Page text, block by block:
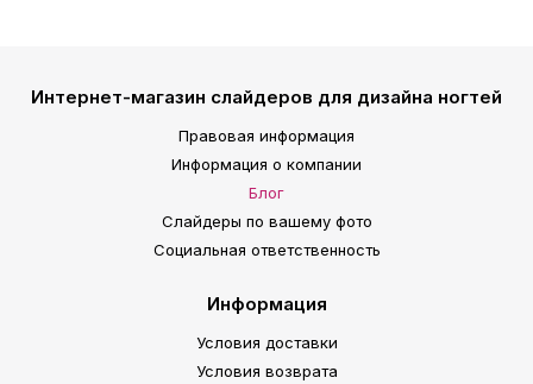
Интернет-магазин слайдеров для дизайна ногтей
Правовая информация
Информация о компании
Блог
Слайдеры по вашему фото
Социальная ответственность
Информация
Условия доставки
Условия возврата